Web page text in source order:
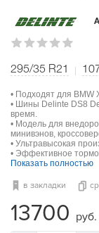
295/35 R21
• Подходят для BMW
• Шины Delinte DS8
время.
• Модель для
минивэнов,
• Ультравысокая
• Эффективное
Показать полностью
в закладки
13700 руб.